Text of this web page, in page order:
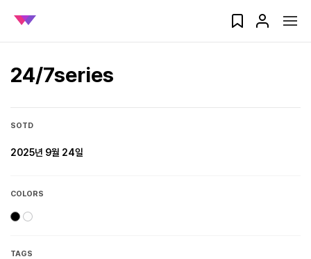
24/7series
SOTD
2025년 9월 24일
COLORS
TAGS